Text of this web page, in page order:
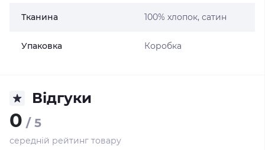
Тканина 100% хлопок, сатин
Упаковка Коробка
Відгуки
0 / 5
середній рейтинг товару